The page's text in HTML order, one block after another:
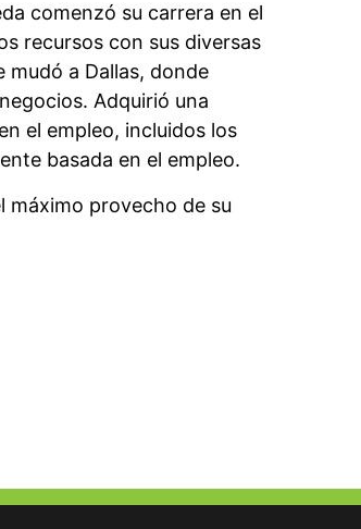
comenzó su carrera en el
recursos con sus diversas
mudó a Dallas, donde
Adquirió una
el empleo, incluidos los
basada en el empleo.
máximo provecho de su